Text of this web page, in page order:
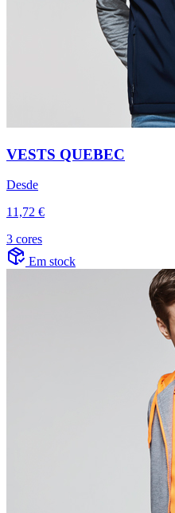
VESTS QUEBEC
Desde
11,72 €
3 cores
Em stock